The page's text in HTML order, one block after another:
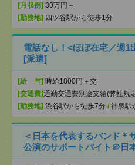
[月収例] 30万円～
[勤務地] 四ツ谷駅から徒歩1分
電話なし！<ほぼ在宅／週1
[派遣]
[給 与] 時給1800円＋交
[交通費]通勤交通費別途支給(弊社規
[勤務地] 渋谷駅から徒歩7分 / 神泉駅
＜日本を代表するバンド＊
公演のサポートバイト＠日